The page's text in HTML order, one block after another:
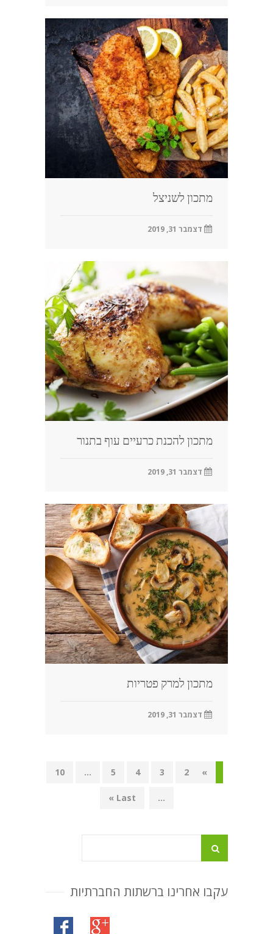
מתכון לשניצל
דצמבר 31, 2019
מתכון להכנת כרעיים עוף בתנור
דצמבר 31, 2019
מתכון למרק פטריות
דצמבר 31, 2019
2
3
4
5
...
10
...
»
Last »
עקבו אחרינו ברשתות החברתיות